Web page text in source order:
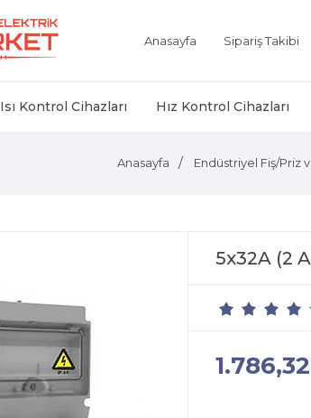
Anasayfa Sipariş Takibi
Isı Kontrol Cihazları Hız Kontrol Cihazları
Anasayfa Endüstriyel Fiş/Priz
5x32A (2